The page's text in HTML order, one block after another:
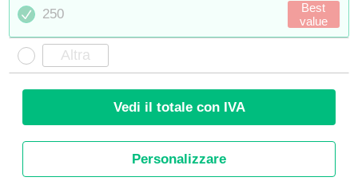
250
Best
value
Vedi il totale con IVA
Personalizzare